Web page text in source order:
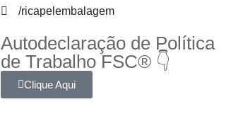
/ricapelembalagem
Autodeclaração de Política
de Trabalho FSC® 👇
Clique Aqui